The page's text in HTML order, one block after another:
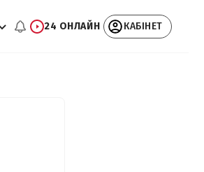
24 ОНЛАЙН КАБІНЕТ